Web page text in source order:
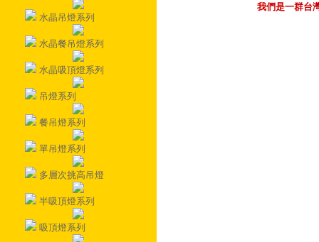
水晶吊燈系列
水晶餐吊燈系列
水晶吸頂燈系列
吊燈系列
餐吊燈系列
單吊燈系列
多層次挑高吊燈
半吸頂燈系列
吸頂燈系列
我們是一群台